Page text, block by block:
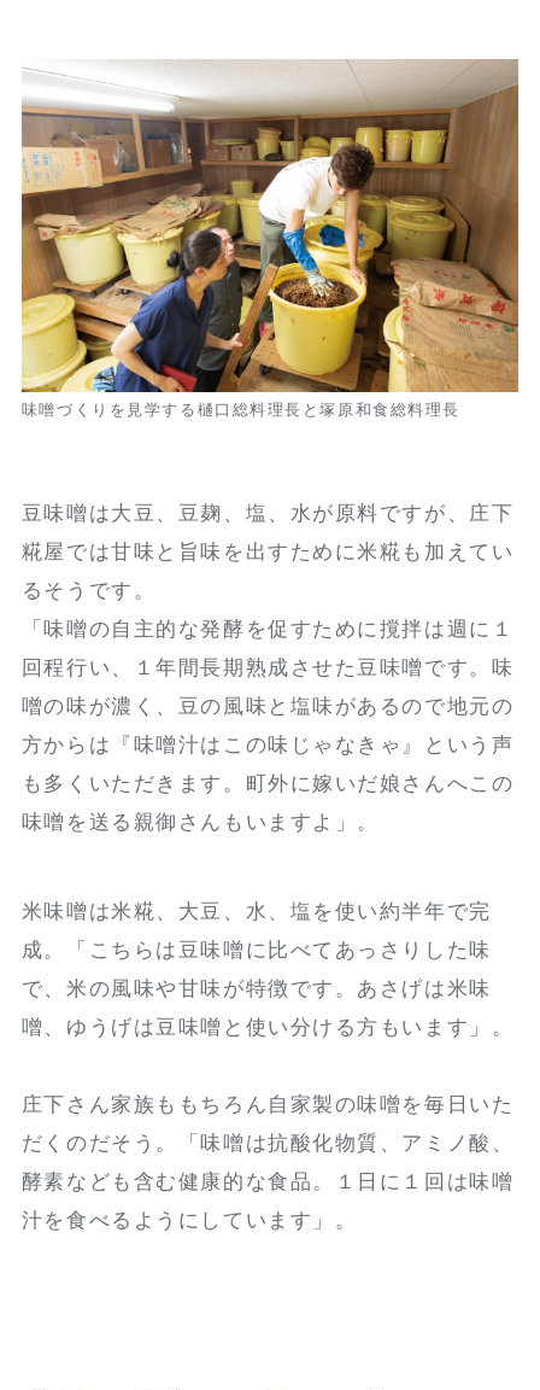
味噌づくりを見学する樋口総料理長と塚原和食総料理長
豆味噌は大豆、豆麹、塩、水が原料ですが、庄下
糀屋では甘味と旨味を出すために米糀も加えてい
るそうです。
「味噌の自主的な発酵を促すために撹拌は週に１
回程行い、１年間長期熟成させた豆味噌です。味
噌の味が濃く、豆の風味と塩味があるので地元の
方からは『味噌汁はこの味じゃなきゃ』という声
も多くいただきます。町外に嫁いだ娘さんへこの
味噌を送る親御さんもいますよ」。
米味噌は米糀、大豆、水、塩を使い約半年で完
成。「こちらは豆味噌に比べてあっさりした味
で、米の風味や甘味が特徴です。あさげは米味
噌、ゆうげは豆味噌と使い分ける方もいます」。
庄下さん家族ももちろん自家製の味噌を毎日いた
だくのだそう。「味噌は抗酸化物質、アミノ酸、
酵素なども含む健康的な食品。１日に１回は味噌
汁を食べるようにしています」。